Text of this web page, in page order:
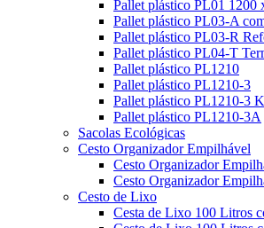
Pallet plástico PL01 1200
Pallet plástico PL03-A
Pallet plástico PL03-R
Pallet plástico PL04-T
Pallet plástico PL1210
Pallet plástico PL1210-3
Pallet plástico PL1210-3
Pallet plástico PL1210-3A
Sacolas Ecológicas
Cesto Organizador Empilhável
Cesto Organizador
Cesto Organizador
Cesto de Lixo
Cesta de Lixo 100 Litros